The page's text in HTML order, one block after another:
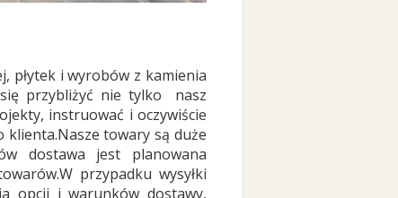
płytek i wyrobów z kamienia
się przybliżyć nie tylko nasz
instruować i oczywiście
towary są duże
dostawa jest planowana
przypadku wysyłki
opcji i warunków dostawy,